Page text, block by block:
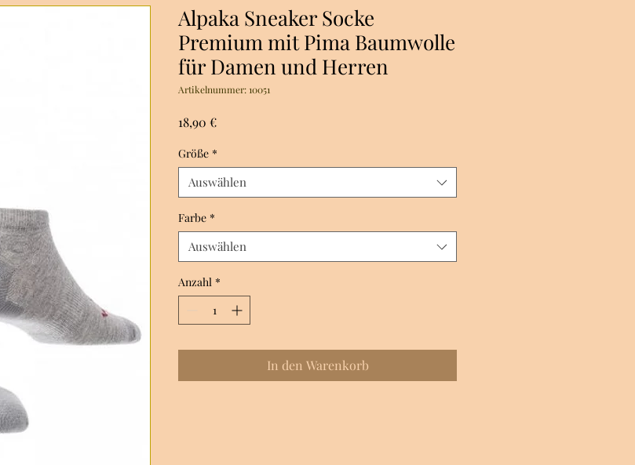
Alpaka Sneaker Socke
Premium mit Pima Baumwolle
für Damen und Herren
Artikelnummer: 10051
18,90 €Preis
Größe *
Auswählen
Farbe *
Auswählen
Anzahl *
In den Warenkorb